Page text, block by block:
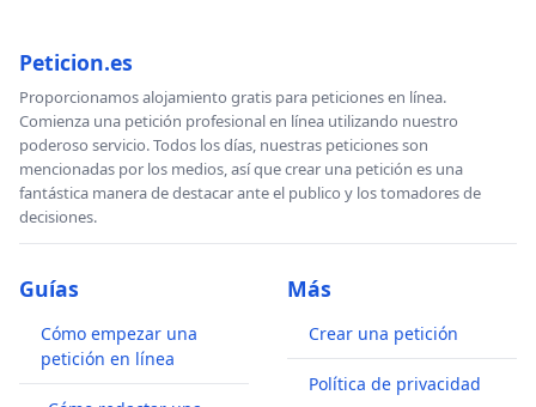
Peticion.es
Proporcionamos alojamiento gratis para peticiones en línea.
Comienza una petición profesional en línea utilizando nuestro
poderoso servicio. Todos los días, nuestras peticiones son
mencionadas por los medios, así que crear una petición es una
fantástica manera de destacar ante el publico y los tomadores de
decisiones.
Guías
Cómo empezar una
petición en línea
Más
Crear una petición
Política de privacidad